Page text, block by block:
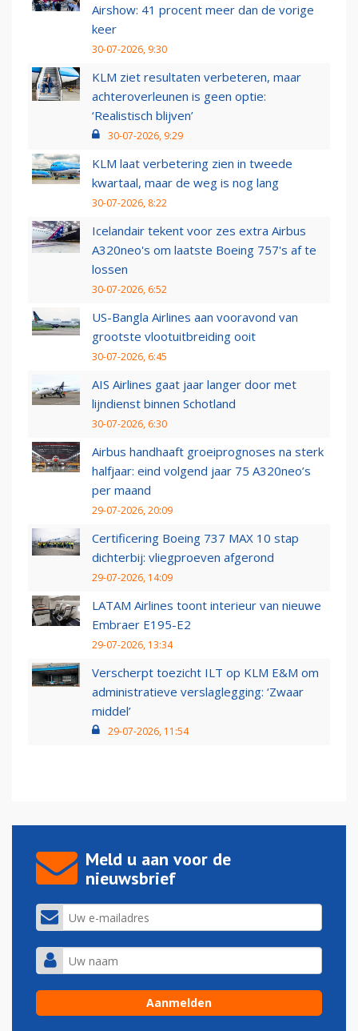
Airshow: 41 procent meer dan de vorige
keer
30-07-2026, 9:30
KLM ziet resultaten verbeteren, maar
achteroverleunen is geen optie:
‘Realistisch blijven’
30-07-2026, 9:29
KLM laat verbetering zien in tweede
kwartaal, maar de weg is nog lang
30-07-2026, 8:22
Icelandair tekent voor zes extra Airbus
A320neo's om laatste Boeing 757's af te
lossen
30-07-2026, 6:52
US-Bangla Airlines aan vooravond van
grootste vlootuitbreiding ooit
30-07-2026, 6:45
AIS Airlines gaat jaar langer door met
lijndienst binnen Schotland
30-07-2026, 6:30
Airbus handhaaft groeiprognoses na sterk
halfjaar: eind volgend jaar 75 A320neo’s
per maand
29-07-2026, 20:09
Certificering Boeing 737 MAX 10 stap
dichterbij: vliegproeven afgerond
29-07-2026, 14:09
LATAM Airlines toont interieur van nieuwe
Embraer E195-E2
29-07-2026, 13:34
Verscherpt toezicht ILT op KLM E&M om
administratieve verslaglegging: ‘Zwaar
middel’
29-07-2026, 11:54
Meld u aan voor de
nieuwsbrief